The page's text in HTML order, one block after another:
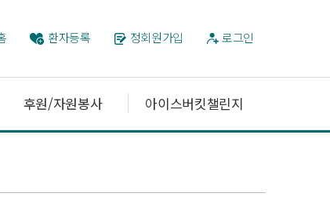
환자등록 정회원가입 로그인
후원/자원봉사 아이스버킷챌린지